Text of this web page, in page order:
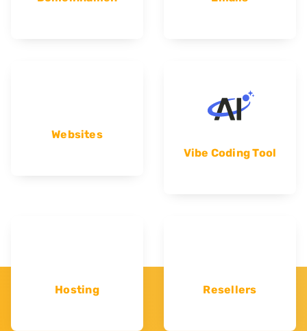
Websites
Vibe Coding Tool
Hosting Resellers